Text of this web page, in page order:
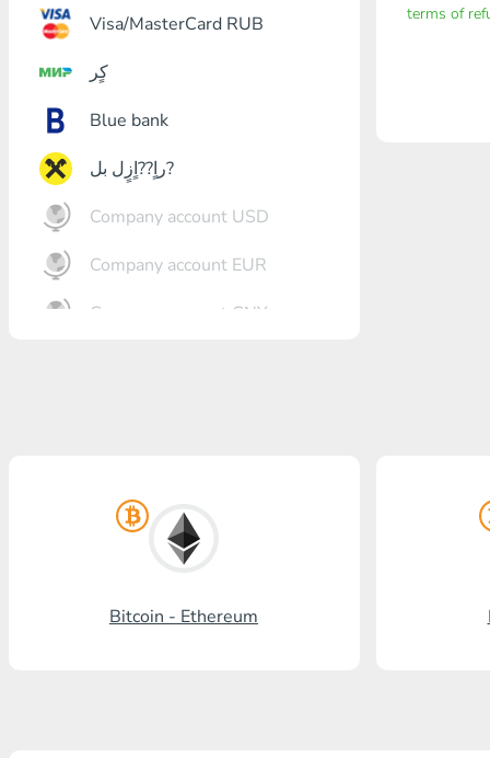
Visa/MasterCard RUB
كٍر
Blue bank
راٍ??اٍزٍل بل?
Company account USD
Company account EUR
Company account CNY
بل? ستالدرد افرنسٍ
terms of
Bitcoin - Ethereum